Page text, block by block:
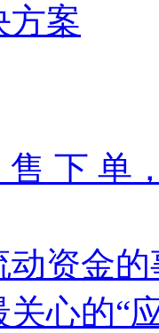
方案
售 下
资金
心的“